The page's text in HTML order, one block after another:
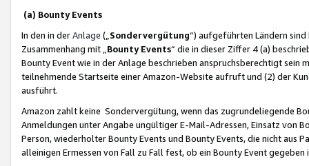
(a) Bounty Events
In den in derAnlage („ Sondervergütung“) aufgeführten Ländern
Zusammenhang mit „ Bounty Events“ die in dieser Ziffer 4 (a)
Bounty Event wie in der Anlage beschrieben anspruchsberechtigt sein
teilnehmende Startseite einer Amazon-Website aufruft und (2) der
ausführt.
Amazon zahlt keine Sondervergütung, wenn das zugrundeliegende
Anmeldungen unter Angabe ungültiger E-Mail-Adressen, Einsatz von
Person, wiederholter Bounty Events und Bounty Events, die nicht
alleinigen Ermessen von Fall zu Fall fest, ob ein Bounty Event